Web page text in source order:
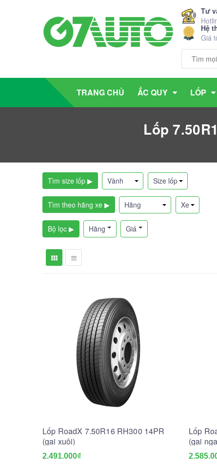
Tư
Hệ
Giá
TRANG CHỦ ẮC QUY LỐP
Lốp
Tìm size lốp ▶
Tìm theo hãng xe ▶
Bộ lọc ▶ Hãng Giá
Lốp RoadX 7.50R16 RH300 14PR
(gai xuôi)
2.491.000₫
Lốp
(gai